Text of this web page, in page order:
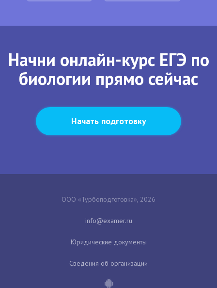
Начни онлайн-курс ЕГЭ по
биологии прямо сейчас
Начать подготовку
ООО «Турбоподготовка», 2026
Юридические документы
Сведения об организации